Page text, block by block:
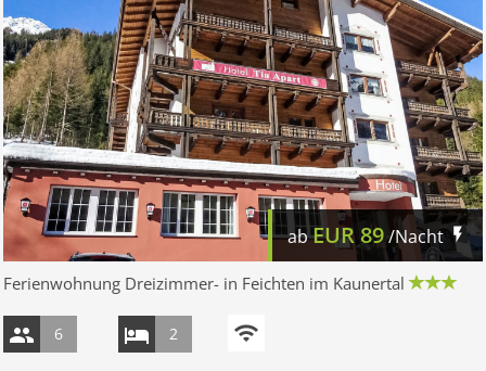
abEUR 89/Nacht
Ferienwohnung Dreizimmer- in Feichten im Kaunertal
6 2